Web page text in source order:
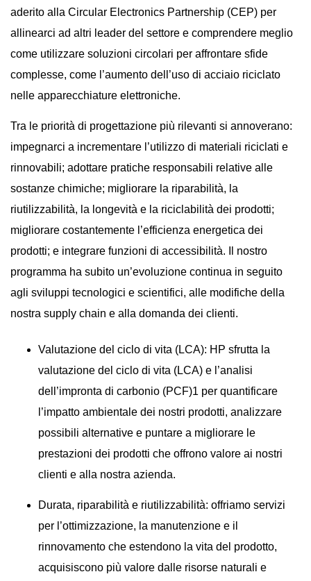
aderito alla Circular Electronics Partnership (CEP) per
allinearci ad altri leader del settore e comprendere meglio
come utilizzare soluzioni circolari per affrontare sfide
complesse, come l’aumento dell’uso di acciaio riciclato
nelle apparecchiature elettroniche.
Tra le priorità di progettazione più rilevanti si annoverano:
impegnarci a incrementare l’utilizzo di materiali riciclati e
rinnovabili; adottare pratiche responsabili relative alle
sostanze chimiche; migliorare la riparabilità, la
riutilizzabilità, la longevità e la riciclabilità dei prodotti;
migliorare costantemente l’efficienza energetica dei
prodotti; e integrare funzioni di accessibilità. Il nostro
programma ha subito un’evoluzione continua in seguito
agli sviluppi tecnologici e scientifici, alle modifiche della
nostra supply chain e alla domanda dei clienti.
Valutazione del ciclo di vita (LCA): HP sfrutta la
valutazione del ciclo di vita (LCA) e l’analisi
dell’impronta di carbonio (PCF)1 per quantificare
l’impatto ambientale dei nostri prodotti, analizzare
possibili alternative e puntare a migliorare le
prestazioni dei prodotti che offrono valore ai nostri
clienti e alla nostra azienda.
Durata, riparabilità e riutilizzabilità: offriamo servizi
per l’ottimizzazione, la manutenzione e il
rinnovamento che estendono la vita del prodotto,
acquisiscono più valore dalle risorse naturali e